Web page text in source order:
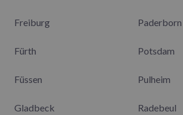
Freiburg
Fürth
Füssen
Gladbeck
Paderborn
Potsdam
Pulheim
Radebeul